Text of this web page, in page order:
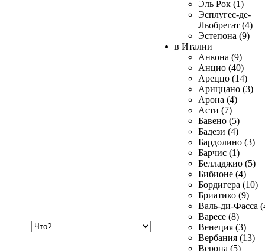
Эль Рок (1)
Эсплугес-де-
Льобрегат (4)
Эстепона (9)
в Италии
Анкона (9)
Анцио (40)
Ареццо (14)
Ариццано (3)
Арона (4)
Асти (7)
Бавено (5)
Бадези (4)
Бардолино (3)
Барчис (1)
Белладжио (5)
Бибионе (4)
Бордигера (10)
Бриатико (9)
Валь-ди-Фасса
Варесе (8)
Венеция (3)
Вербания (13)
Верона (5)